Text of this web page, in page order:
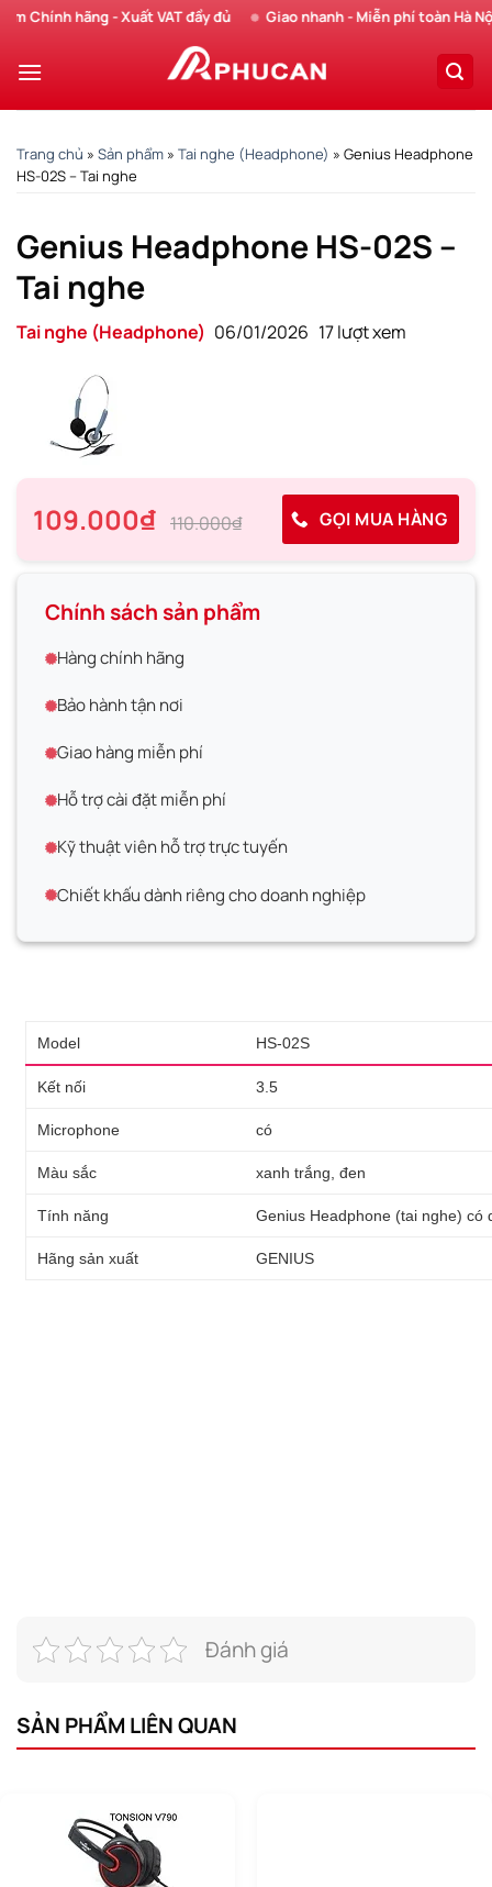
Chuyển
nội
hãng - Xuất VAT đầy đủ Giao nhanh - Miễn phí toàn Hà Nội
Trang chủ » Sản phẩm » Tai nghe (Headphone) » Genius Headphone
HS-02S – Tai nghe
Genius Headphone HS-02S –
Tai nghe
Tai nghe (Headphone) 06/01/2026 17 lượt xem
109.000₫ 110.000₫ GỌI MUA HÀNG
Chính sách sản phẩm
Hàng chính hãng
Bảo hành tận nơi
Giao hàng miễn phí
Hỗ trợ cài đặt miễn phí
Kỹ thuật viên hỗ trợ trực tuyến
Chiết khấu dành riêng cho doanh nghiệp
Model HS-02S
Kết nối 3.5
Microphone có
Màu sắc xanh trắng, đen
Tính năng Genius Headphone (tai nghe) có
Hãng sản xuất GENIUS
Đánh giá
SẢN PHẨM LIÊN QUAN